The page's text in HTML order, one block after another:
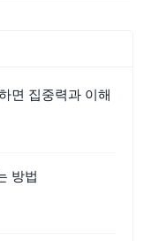
면 집중력과 이해
방법